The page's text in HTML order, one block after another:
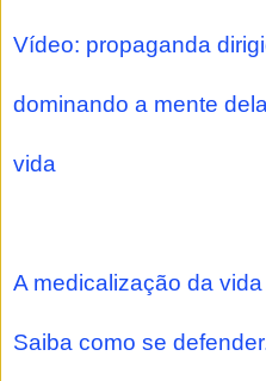
Vídeo: propaganda
dominando a mente
vida
A medicalização da
Saiba como se